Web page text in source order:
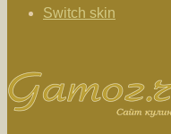
Switch skin